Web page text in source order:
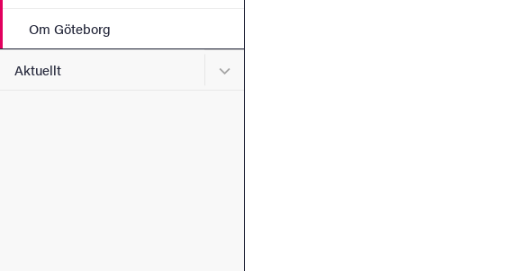
Om Göteborg
Aktuellt Undermeny för Aktuellt